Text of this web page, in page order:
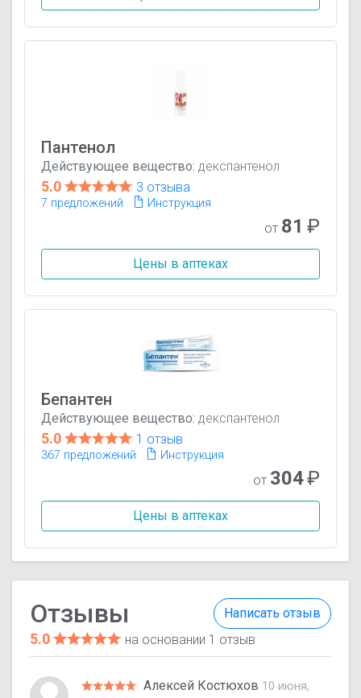
Пантенол
Действующее вещество: декспантенол
5.0 3 отзыва
7 предложений Инструкция
от 81 ₽
Цены в аптеках
Бепантен
Действующее вещество: декспантенол
5.0 1 отзыв
367 предложений Инструкция
от 304₽
Цены в аптеках
Написать отзыв
Отзывы
5.0 на основании 1 отзыв
Алексей Костюхов 10 июня,